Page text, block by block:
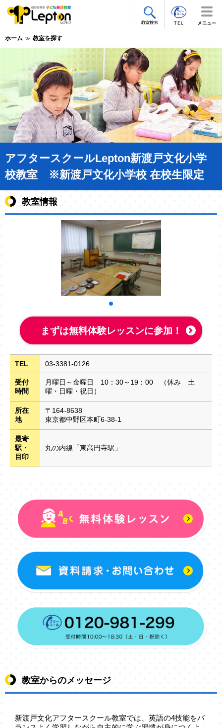
ホーム 教室を探す
アフタースクールLepton新渡戸文化小学
校教室 ※新渡戸文化小学校 在校生限定
教室情報
まずは無料体験レッスンに参加！
TEL 03-3381-0126
受付
時間
月曜日～金曜日 10：30～19：00 （休み 土
曜・日曜・祝日）
所在
地
〒164-8638
東京都中野区本町6-38-1
最寄
駅・
目印
丸の内線「東高円寺駅」
教室からのメッセージ
新渡戸文化アフタースクール教室では、英語の4技能をバ